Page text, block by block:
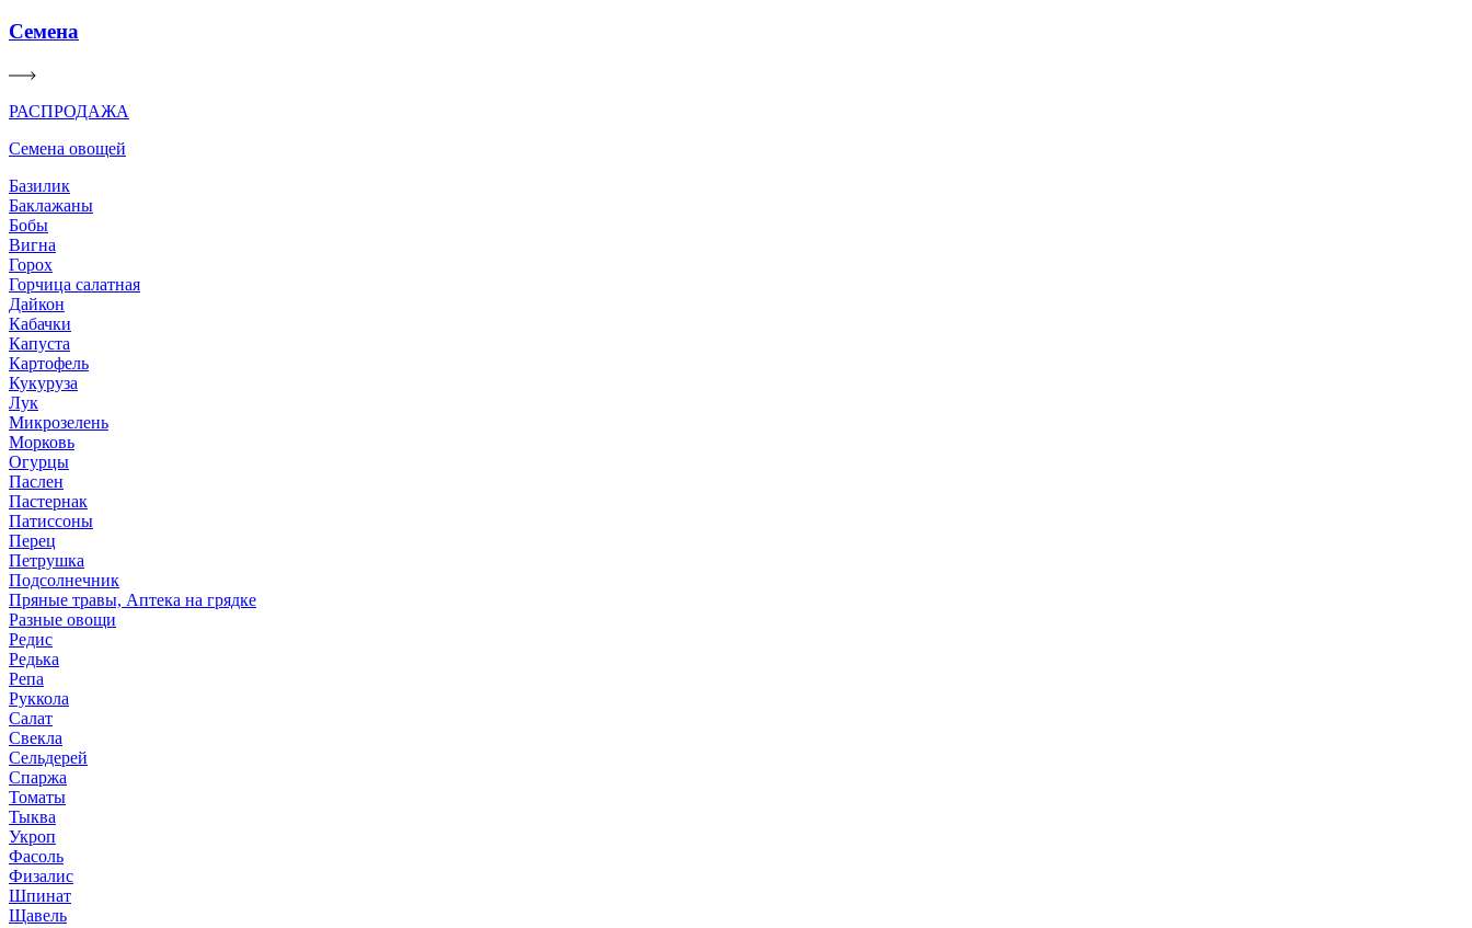
Семена
РАСПРОДАЖА
Семена овощей
Базилик
Баклажаны
Бобы
Вигна
Горох
Горчица салатная
Дайкон
Кабачки
Капуста
Картофель
Кукуруза
Лук
Микрозелень
Морковь
Огурцы
Паслен
Пастернак
Патиссоны
Перец
Петрушка
Подсолнечник
Пряные травы, Аптека на грядке
Разные овощи
Редис
Редька
Репа
Руккола
Салат
Свекла
Сельдерей
Спаржа
Томаты
Тыква
Укроп
Фасоль
Физалис
Шпинат
Щавель